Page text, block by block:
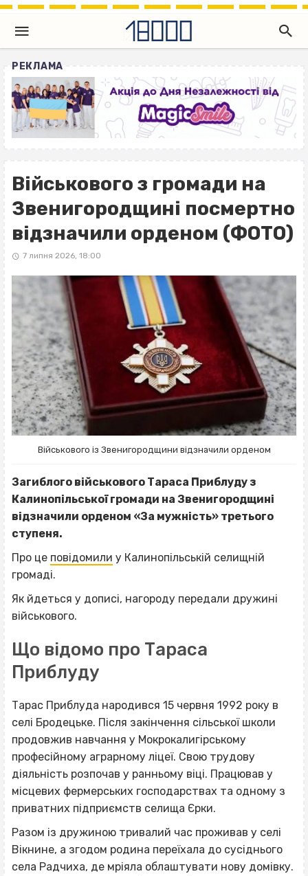
РЕКЛАМА
Військового з громади на
Звенигородщині посмертно
відзначили орденом (ФОТО)
7 липня 2026, 18:00
Військового із Звенигородщини відзначили орденом
Загиблого військового Тараса Приблуду з
Калинопільської громади на Звенигородщині
відзначили орденом «За мужність» третього
ступеня.
Про це повідомили у Калинопільській селищній
громаді.
Як йдеться у дописі, нагороду передали дружині
військового.
Що відомо про Тараса
Приблуду
Тарас Приблуда народився 15 червня 1992 року в
селі Бродецьке. Після закінчення сільської школи
продовжив навчання у Мокрокалигірському
професійному аграрному ліцеї. Свою трудову
діяльність розпочав у ранньому віці. Працював у
місцевих фермерських господарствах та одному з
приватних підприємств селища Єрки.
Разом із дружиною тривалий час проживав у селі
Вікнине, а згодом родина переїхала до сусіднього
села Радчиха, де мріяла облаштувати нову домівку.